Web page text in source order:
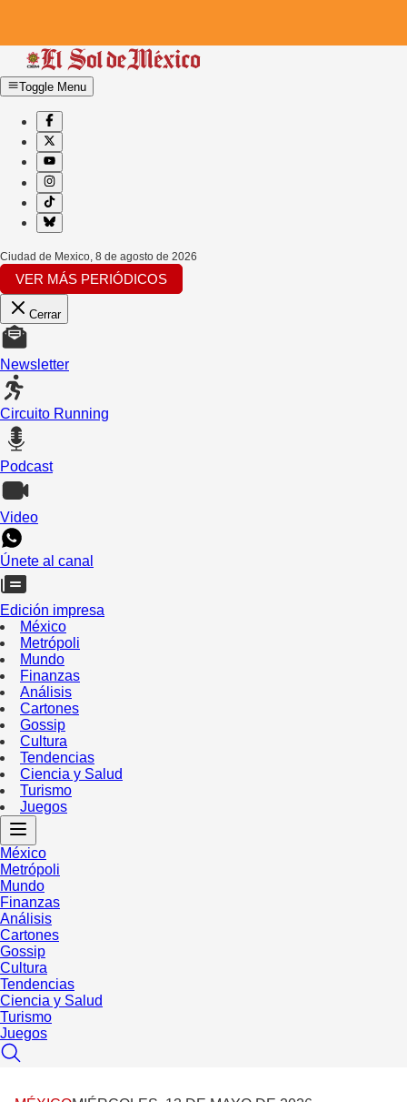
Toggle Menu
Ciudad de Mexico, 8 de agosto de 2026
VER MÁS PERIÓDICOS
Cerrar
Newsletter
Circuito Running
Podcast
Video
Únete al canal
Edición impresa
México
Metrópoli
Mundo
Finanzas
Análisis
Cartones
Gossip
Cultura
Tendencias
Ciencia y Salud
Turismo
Juegos
México
Metrópoli
Mundo
Finanzas
Análisis
Cartones
Gossip
Cultura
Tendencias
Ciencia y Salud
Turismo
Juegos